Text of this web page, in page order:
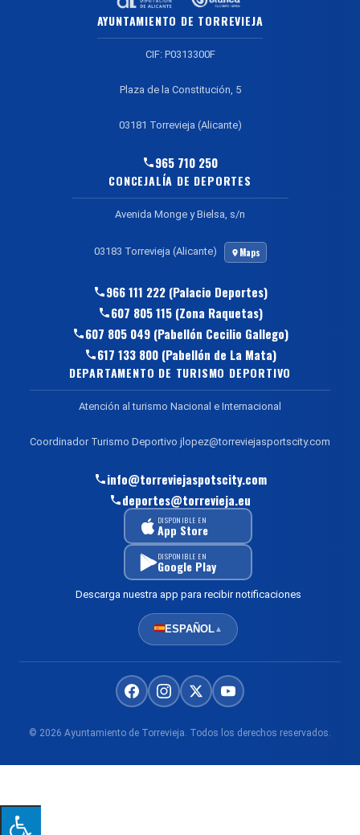
AYUNTAMIENTO DE TORREVIEJA
CIF: P0313300F
Plaza de la Constitución, 5
03181 Torrevieja (Alicante)
965 710 250
CONCEJALÍA DE DEPORTES
Avenida Monge y Bielsa, s/n
03183 Torrevieja (Alicante) Maps
966 111 222 (Palacio Deportes)
607 805 115 (Zona Raquetas)
607 805 049 (Pabellón Cecilio Gallego)
617 133 800 (Pabellón de La Mata)
DEPARTAMENTO DE TURISMO DEPORTIVO
Atención al turismo Nacional e Internacional
Coordinador Turismo Deportivo jlopez@torreviejasportscity.com
info@torreviejaspotscity.com
deportes@torrevieja.eu
DISPONIBLE EN
App Store
DISPONIBLE EN
Google Play
Descarga nuestra app para recibir notificaciones
ESPAÑOL▲
© 2026 Ayuntamiento de Torrevieja. Todos los derechos reservados.